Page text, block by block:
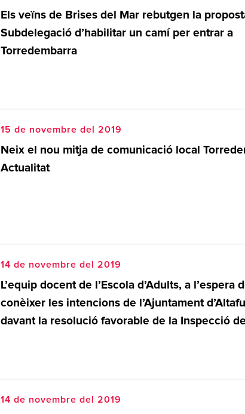
Els veïns de Brises del Mar rebutgen la
Subdelegació d’habilitar un camí per entrar a
Torredembarra
15 de novembre del 2019
Neix el nou mitja de comunicació local
Actualitat
14 de novembre del 2019
L’equip docent de l’Escola d’Adults, a l’espera
conèixer les intencions de l’Ajuntament
davant la resolució favorable de la Inspecció de
14 de novembre del 2019